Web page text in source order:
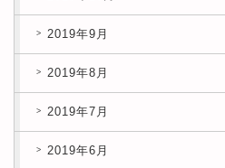
2019年9月
2019年8月
2019年7月
2019年6月